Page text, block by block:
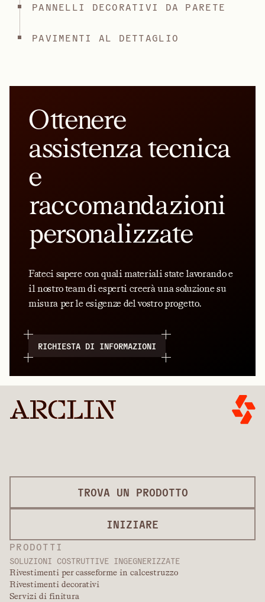
PANNELLI DECORATIVI DA PARETE
PAVIMENTI AL DETTAGLIO
Ottenere
assistenza tecnica
e
raccomandazioni
personalizzate
Fateci sapere con quali materiali state lavorando e
il nostro team di esperti creerà una soluzione su
misura per le esigenze del vostro progetto.
RICHIESTA DI INFORMAZIONI
PRODOTTI
SOLUZIONI COSTRUTTIVE INGEGNERIZZATE
Rivestimenti per casseforme in calcestruzzo
Rivestimenti decorativi
Servizi di finitura
TROVA UN PRODOTTO
INIZIARE